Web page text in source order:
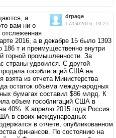
drpage
17/04/2016, 10:27
а
вам ни о
2016, а в декабре 15 было 1393
186 т и преимущественно внутри
горной промышленности. За
страны удвоился. С другой
гособлигаций США на
из отчета Министерства
остаток объема международных
бумагах составил $86 млрд. К
объем гособлигаций США в
40%. К апрелю 2015 года Россия
в своих международных
в отчете, опубликованном
финансов. По состоянию на